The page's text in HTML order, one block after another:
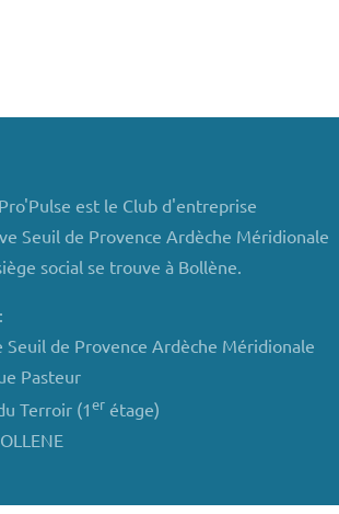
est le Club d'entreprise
Seuil de Provence Ardèche Méridionale
social se trouve à Bollène.
Seuil de Provence Ardèche Méridionale
Pasteur
Terroir (1erétage)